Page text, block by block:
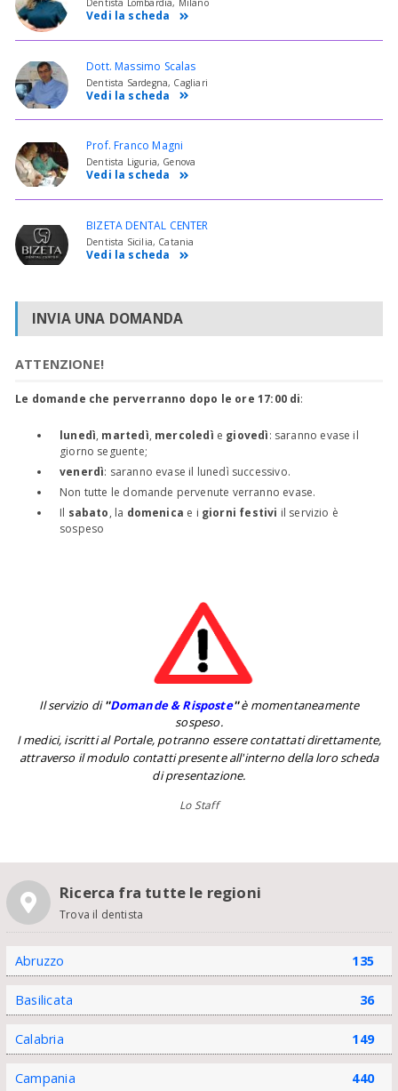
Dentista Lombardia, Milano
Vedi la scheda
Dott. Massimo Scalas
Dentista Sardegna, Cagliari
Vedi la scheda
Prof. Franco Magni
Dentista Liguria, Genova
Vedi la scheda
BIZETA DENTAL CENTER
Dentista Sicilia, Catania
Vedi la scheda
INVIA UNA DOMANDA
ATTENZIONE!
Le domande che perverranno dopo le ore 17:00 di:
lunedì, martedì, mercoledì e giovedì: saranno evase il
giorno seguente;
venerdì: saranno evase il lunedì successivo.
Non tutte le domande pervenute verranno evase.
Il sabato, la domenica e i giorni festivi il servizio è
sospeso
Il servizio di''Domande & Risposte''è momentaneamente
sospeso.
I medici, iscritti al Portale, potranno essere contattati direttamente,
attraverso il modulo contatti presente all'interno della loro scheda
di presentazione.
Lo Staff
Ricerca fra tutte le regioni
Trova il dentista
Abruzzo 135
Basilicata 36
Calabria 149
Campania 440